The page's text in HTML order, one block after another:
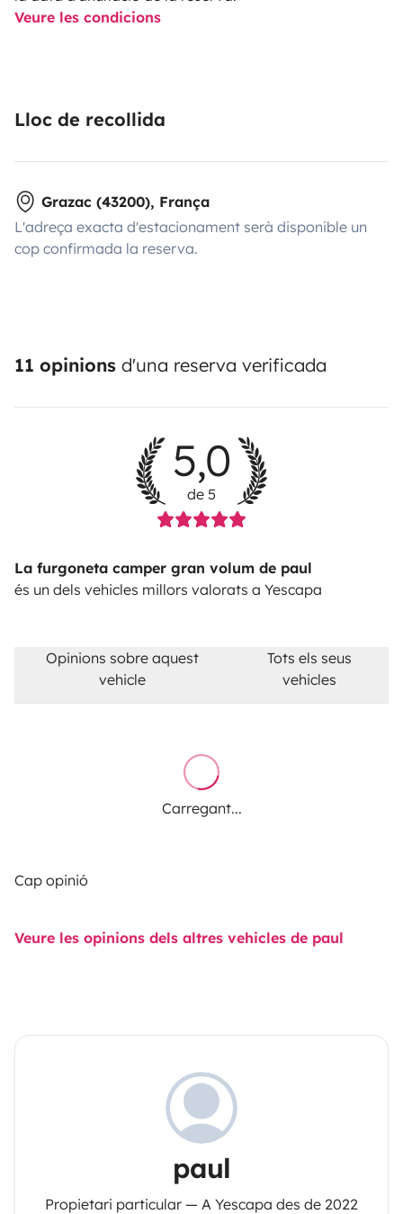
Veure les condicions
Lloc de recollida
Grazac (43200), França
L'adreça exacta d'estacionament serà disponible un
cop confirmada la reserva.
11 opinions d'una reserva verificada
5,0
de 5
La furgoneta camper gran volum de paul
és un dels vehicles millors valorats a Yescapa
Opinions sobre aquest
vehicle
Tots els seus
vehicles
Carregant...
Cap opinió
Veure les opinions dels altres vehicles de paul
paul
Propietari particular — A Yescapa des de 2022